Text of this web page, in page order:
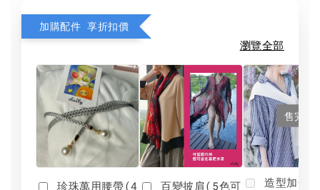
加購配件 享折扣價
瀏覽全部
珍珠萬用腰帶(4
百變披肩(5色可
售完
造型加分